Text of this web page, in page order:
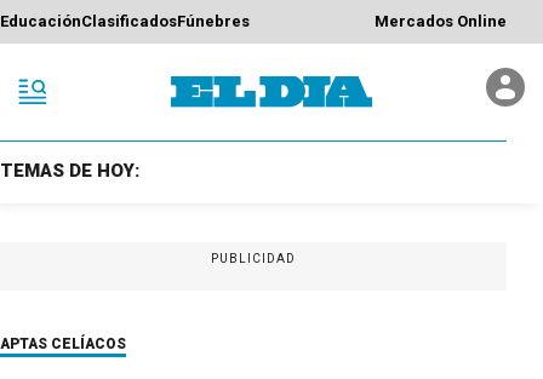
EducaciónClasificadosFúnebres Mercados Online
TEMAS DE HOY:
PUBLICIDAD
APTAS CELÍACOS